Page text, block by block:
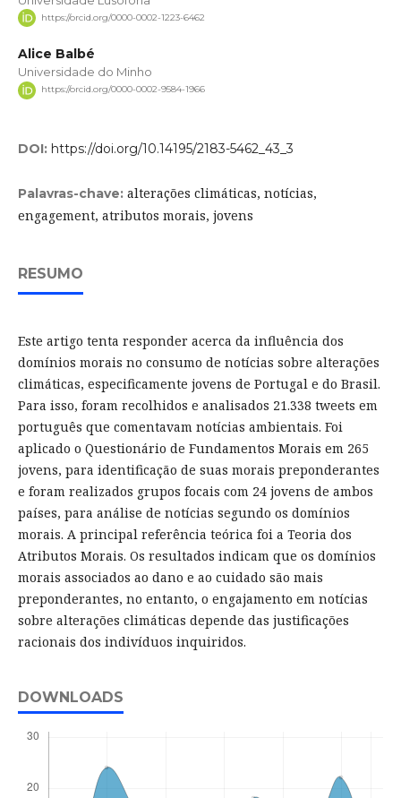
https://orcid.org/0000-0002-1223-6462
Alice Balbé
Universidade do Minho
https://orcid.org/0000-0002-9584-1966
DOI: https://doi.org/10.14195/2183-5462_43_3
Palavras-chave: alterações climáticas, notícias,
engagement, atributos morais, jovens
RESUMO
Este artigo tenta responder acerca da influência dos
domínios morais no consumo de notícias sobre alterações
climáticas, especificamente jovens de Portugal e do Brasil.
Para isso, foram recolhidos e analisados 21.338 tweets em
português que comentavam notícias ambientais. Foi
aplicado o Questionário de Fundamentos Morais em 265
jovens, para identificação de suas morais preponderantes
e foram realizados grupos focais com 24 jovens de ambos
países, para análise de notícias segundo os domínios
morais. A principal referência teórica foi a Teoria dos
Atributos Morais. Os resultados indicam que os domínios
morais associados ao dano e ao cuidado são mais
preponderantes, no entanto, o engajamento em notícias
sobre alterações climáticas depende das justificações
racionais dos indivíduos inquiridos.
DOWNLOADS